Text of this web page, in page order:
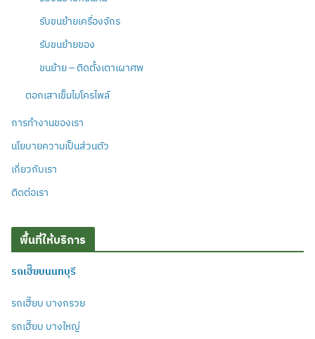
รับขนย้ายเครื่องจักร
รับขนย้ายของ
ขนย้าย – ติดตั้งเตาเผาศพ
ตอกเสาเข็มไมโครไพล์
การทำงานของเรา
นโยบายความเป็นส่วนตัว
เกี่ยวกับเรา
ติดต่อเรา
พื้นที่ให้บริการ
รถเฮี๊ยบนนทบุรี
รถเฮี๊ยบ บางกรวย
รถเฮี๊ยบ บางใหญ่